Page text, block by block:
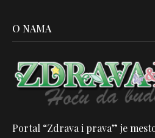
O NAMA
Portal “Zdrava i prava” je